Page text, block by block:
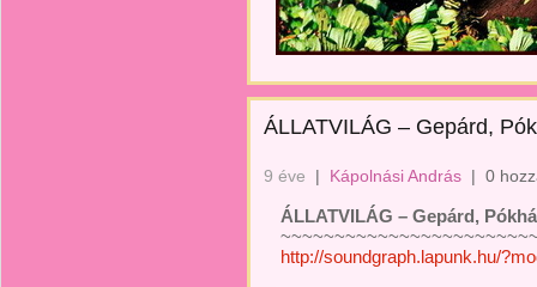
ÁLLATVILÁG – Gepárd,
9 éve | Kápolnási András | 0
ÁLLATVILÁG – Gepárd,
http://soundgraph.lapunk.hu/